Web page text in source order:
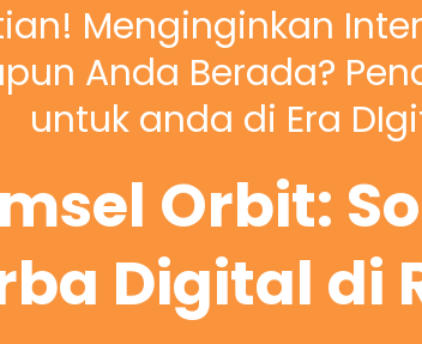
Menginginkan
Anda Berada?
untuk anda di Era
Orbit:
Digital di